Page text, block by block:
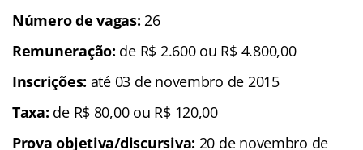
Número de vagas: 26
Remuneração: de R$ 2.600 ou R$ 4.800,00
Inscrições: até 03 de novembro de 2015
Taxa: de R$ 80,00 ou R$ 120,00
Prova objetiva/discursiva: 20 de novembro de